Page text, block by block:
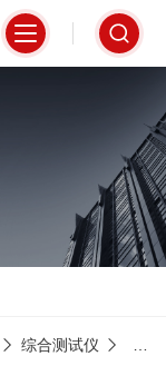
综合测试仪